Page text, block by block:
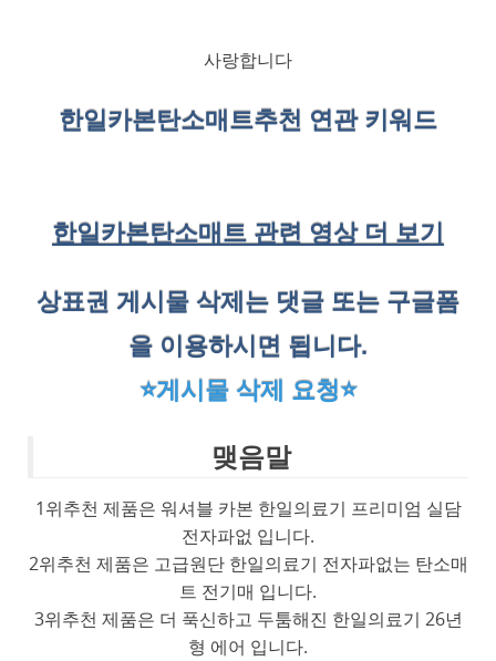
사랑합니다
한일카본탄소매트추천 연관 키워드
한일카본탄소매트 관련 영상 더 보기
상표권 게시물 삭제는 댓글 또는 구글폼
을 이용하시면 됩니다.
⭐게시물 삭제 요청⭐
맺음말
1위추천 제품은 워셔블 카본 한일의료기 프리미엄 실담
전자파없 입니다.
2위추천 제품은 고급원단 한일의료기 전자파없는 탄소매
트 전기매 입니다.
3위추천 제품은 더 푹신하고 두툼해진 한일의료기 26년
형 에어 입니다.